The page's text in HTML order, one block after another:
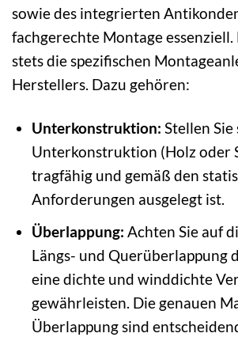
sowie des integrierten
fachgerechte Montage essenziell.
stets die spezifischen
Herstellers. Dazu gehören:
Unterkonstruktion: Stellen Sie
Unterkonstruktion (Holz oder
tragfähig und gemäß den
Anforderungen ausgelegt ist.
Überlappung: Achten Sie auf
Längs- und Querüberlappung
eine dichte und winddichte
gewährleisten. Die genauen
Überlappung sind